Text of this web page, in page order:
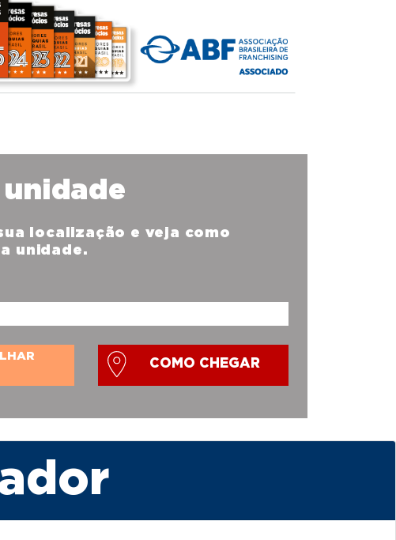
localização e veja como
unidade.
COMO CHEGAR